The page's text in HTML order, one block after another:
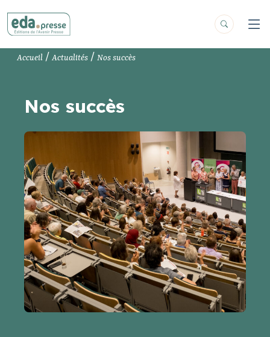
Accueil / Actualités / Nos succès
Nos succès